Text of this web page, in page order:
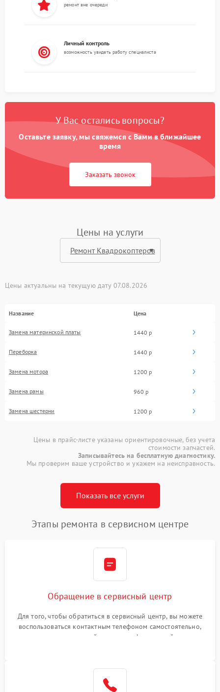
ремонт вне очереди
Личный контроль
возможность увидеть работу специалиста
У Вас остались вопросы?
Оставьте заявку, мы свяжемся с Вами в ближайшее
время
Заказать звонок
Цены на услуги
Цены актуальны на текущую дату 07.08.2026
Название Цена
Замена материнской платы 1440 р
Переборка 1440 р
Замена мотора 1200 р
Замена рамы 960 р
Замена шестерни 1200 р
Цены в прайс-листе указаны ориентировочные, без учета
стоимости запчастей.
Записывайтесь на бесплатную диагностику.
Мы проверим ваше устройство и укажем на неисправность.
Показать все услуги
Этапы ремонта в сервисном центре
Обращение в сервисный центр
Для того, чтобы обратиться в сервисный центр, вы можете
воспользоваться контактным телефоном самостоятельно,
или оставить свой номер телефона на сайте